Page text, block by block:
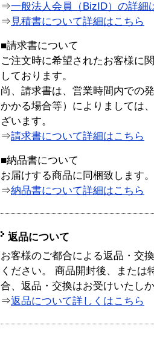
⇒一般法人会員（BizID）の詳細
⇒ 見積書について詳細はこちら
■請求書について
ご注文時に希望されたお客様に
しております。
尚、請求書は、営業時間内での
かかる場合等）によりましては
ざいます。
⇒請求書について詳細はこちら
■納品書について
お届けする商品に同梱致します。
⇒納品書について詳細はこちら
返品について
お客様のご都合による返品・交
ください。 商品開封後、または
合、返品・交換はお受けいたし
⇒返品について詳しくはこちら